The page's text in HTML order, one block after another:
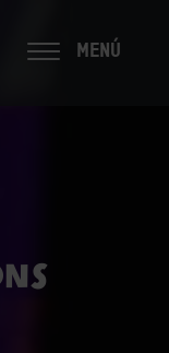
MENÚ